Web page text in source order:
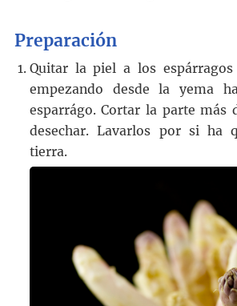
Preparación
Quitar la piel a los
empezando desde la yema
esparrágo. Cortar la parte más
desechar. Lavarlos por si ha
tierra.